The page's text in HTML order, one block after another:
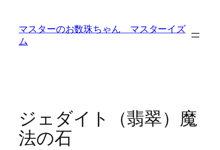
マスターのお数珠ちゃん マスターイズ
ム
ジェダイト（翡翠）魔
法の石